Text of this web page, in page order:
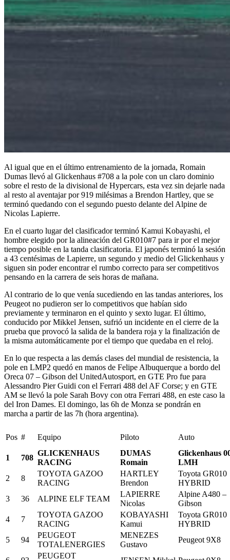
Al igual que en el último entrenamiento de la jornada, Romain
Dumas llevó al Glickenhaus #708 a la pole con un claro dominio
sobre el resto de la divisional de Hypercars, esta vez sin dejarle nada
al resto al aventajar por 919 milésimas a Brendon Hartley, que se
terminó quedando con el segundo puesto delante del Alpine de
Nicolas Lapierre.
En el cuarto lugar del clasificador terminó Kamui Kobayashi, el
hombre elegido por la alineación del GR010#7 para ir por el mejor
tiempo posible en la tanda clasificatoria. El japonés terminó la sesión
a 43 centésimas de Lapierre, un segundo y medio del Glickenhaus y
siguen sin poder encontrar el rumbo correcto para ser competitivos
pensando en la carrera de seis horas de mañana.
Al contrario de lo que venía sucediendo en las tandas anteriores, los
Peugeot no pudieron ser lo competitivos que habían sido
previamente y terminaron en el quinto y sexto lugar. El último,
conducido por Mikkel Jensen, sufrió un incidente en el cierre de la
prueba que provocó la salida de la bandera roja y la finalización de
la misma automáticamente por el tiempo que quedaba en el reloj.
En lo que respecta a las demás clases del mundial de resistencia, la
pole en LMP2 quedó en manos de Felipe Albuquerque a bordo del
Oreca 07 – Gibson del UnitedAutosport, en GTE Pro fue para
Alessandro Pier Guidi con el Ferrari 488 del AF Corse; y en GTE
AM se llevó la pole Sarah Bovy con otra Ferrari 488, en este caso la
del Iron Dames. El domingo, las 6h de Monza se pondrán en
marcha a partir de las 7h (hora argentina).
Pos # Equipo Piloto Auto
1 708
GLICKENHAUS
RACING
DUMAS
Romain
Glickenhaus
LMH
2
8
TOYOTA GAZOO
RACING
HARTLEY
Brendon
Toyota GR010
HYBRID
3
36 ALPINE ELF TEAM
LAPIERRE
Nicolas
Alpine A480 –
Gibson
4
7
TOYOTA GAZOO
RACING
KOBAYASHI
Kamui
Toyota GR010
HYBRID
5
94
PEUGEOT
TOTALENERGIES
MENEZES
Gustavo
Peugeot 9X8
PEUGEOT